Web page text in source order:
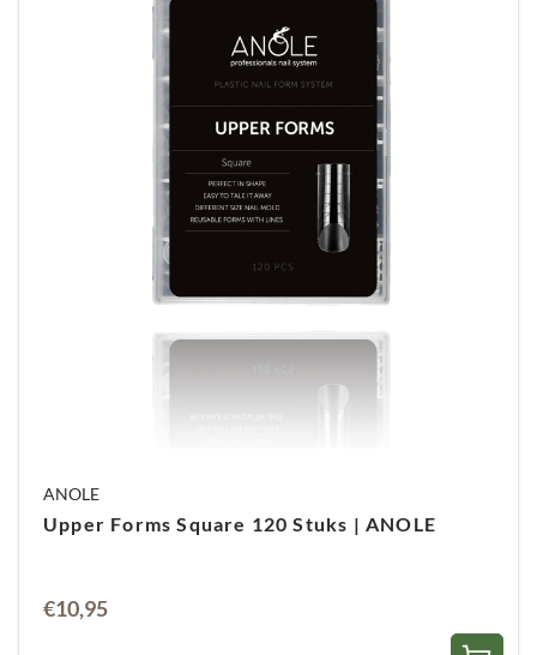
kwaliteit. Ze bieden snelheid, precisie en
veelzijdigheid in één product. Perfect voor iedere
nagelstylist die wil groeien en optimaliseren in de
ANOLE
Upper Forms Square 120 Stuks | ANOLE
€10,95